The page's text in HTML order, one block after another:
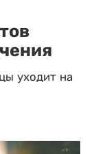
уходит на